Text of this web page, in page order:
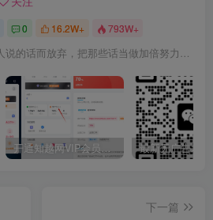
0 16.2W+ 793W+
别因为别人说的话而放弃，把那些话当做加倍努力的动力
开通知越网VIP会员，尊享全站资源免费下载，享70%的推广提成！！【限时五折优惠】
下一篇